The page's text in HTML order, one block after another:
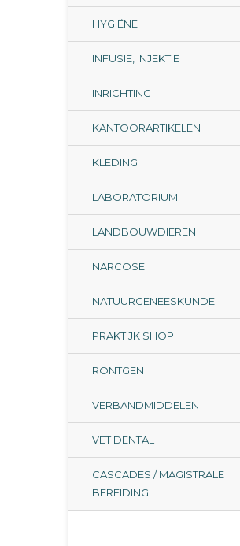
HYGIËNE
INFUSIE, INJEKTIE
INRICHTING
KANTOORARTIKELEN
KLEDING
LABORATORIUM
LANDBOUWDIEREN
NARCOSE
NATUURGENEESKUNDE
PRAKTIJK SHOP
RÖNTGEN
VERBANDMIDDELEN
VET DENTAL
CASCADES / MAGISTRALE
BEREIDING